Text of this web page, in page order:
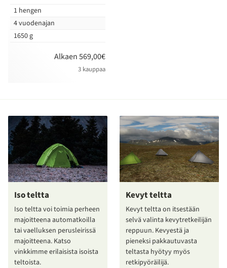
1 hengen
4 vuodenajan
1650 g
Alkaen 569,00€
3 kauppaa
Iso teltta
Iso teltta voi toimia perheen
majoitteena automatkoilla
tai vaelluksen perusleirissä
majoitteena. Katso
vinkkimme erilaisista isoista
teltoista.
Kevyt teltta
Kevyt teltta on itsestään
selvä valinta kevytretkeilijän
reppuun. Kevyestä ja
pieneksi pakkautuvasta
teltasta hyötyy myös
retkipyöräilijä.